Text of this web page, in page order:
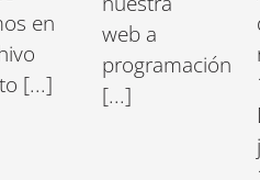
en
[...]
web a
programación
[...]